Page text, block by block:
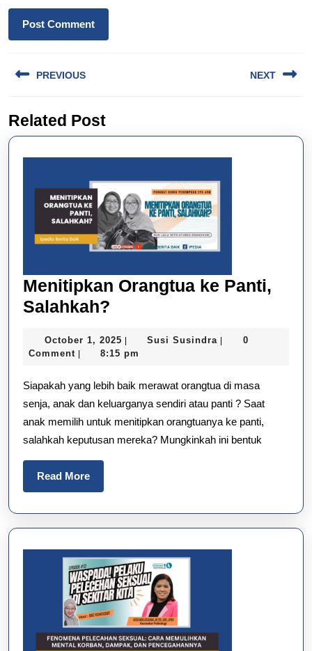
navigation
PREVIOUS
post:
NEXT
Related Post
Menitipkan Orangtua ke Panti,
Salahkah?
ke
Salahkah?
October 1, 2025 October
1,
Susi Susindra Susi
0
Comment
8:15 pm
Siapakah yang lebih baik merawat orangtua di masa
senja, anak dan keluarganya sendiri atau panti ? Saat
anak memilih untuk menitipkan orangtuanya ke panti,
salahkah keputusan mereka? Mungkinkah ini bentuk
Read MoreRead
More